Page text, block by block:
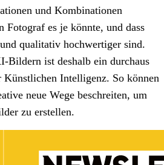
und Kombinationen
Fotograf es je könnte, und dass
qualitativ hochwertiger sind.
Bildern ist deshalb ein durchaus
Künstlichen Intelligenz. So können
neue Wege beschreiten, um
zu erstellen.